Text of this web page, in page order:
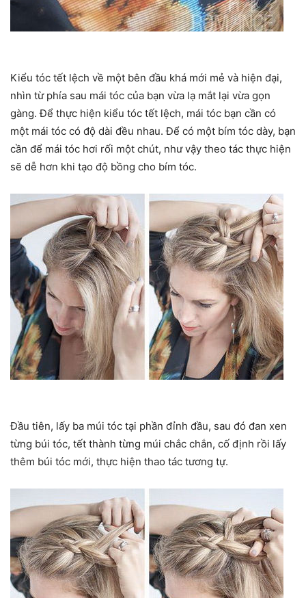
Kiểu tóc tết lệch về một bên đầu khá mới mẻ và hiện đại,
nhìn từ phía sau mái tóc của bạn vừa lạ mắt lại vừa gọn
gàng. Để thực hiện kiểu tóc tết lệch, mái tóc bạn cần có
một mái tóc có độ dài đều nhau. Để có một bím tóc dày, bạn
cần để mái tóc hơi rối một chút, như vậy theo tác thực hiện
sẽ dễ hơn khi tạo độ bồng cho bím tóc.
Đầu tiên, lấy ba múi tóc tại phần đỉnh đầu, sau đó đan xen
từng búi tóc, tết thành từng múi chắc chắn, cố định rồi lấy
thêm búi tóc mới, thực hiện thao tác tương tự.